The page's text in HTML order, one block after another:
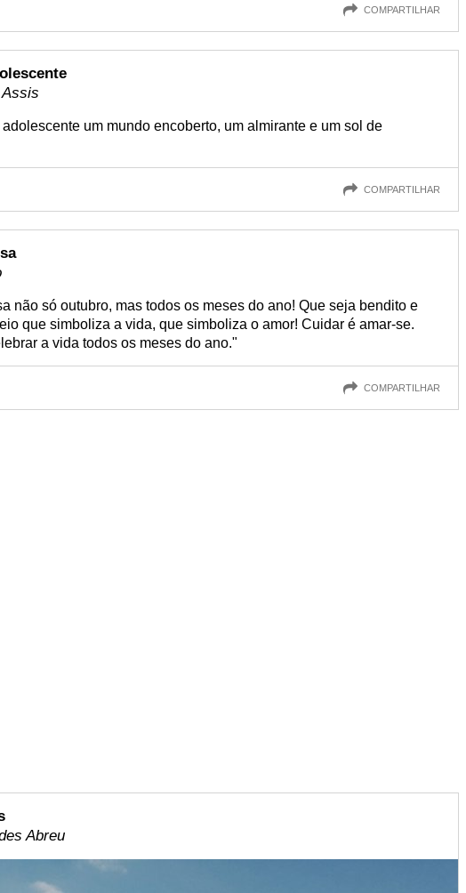
COMPARTILHAR
um mundo encoberto, um almirante e um sol de
COMPARTILHAR
não só outubro, mas todos os meses do ano! Que seja bendito e
que simboliza a vida, que simboliza o amor! Cuidar é amar-se.
a vida todos os meses do ano."
COMPARTILHAR
Abreu